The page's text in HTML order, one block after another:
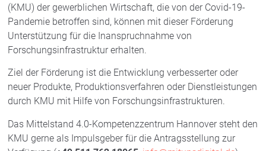
(KMU) der gewerblichen Wirtschaft, die von der Covid-19-
Pandemie betroffen sind, können mit dieser Förderung
Unterstützung für die Inanspruchnahme von
Forschungsinfrastruktur erhalten.
Ziel der Förderung ist die Entwicklung verbesserter oder
neuer Produkte, Produktionsverfahren oder Dienstleistungen
durch KMU mit Hilfe von Forschungsinfrastrukturen.
Das Mittelstand 4.0-Kompetenzzentrum Hannover steht den
KMU gerne als Impulsgeber für die Antragsstellung zur